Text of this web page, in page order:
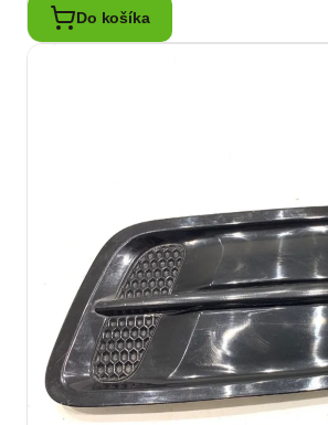
Do košíka